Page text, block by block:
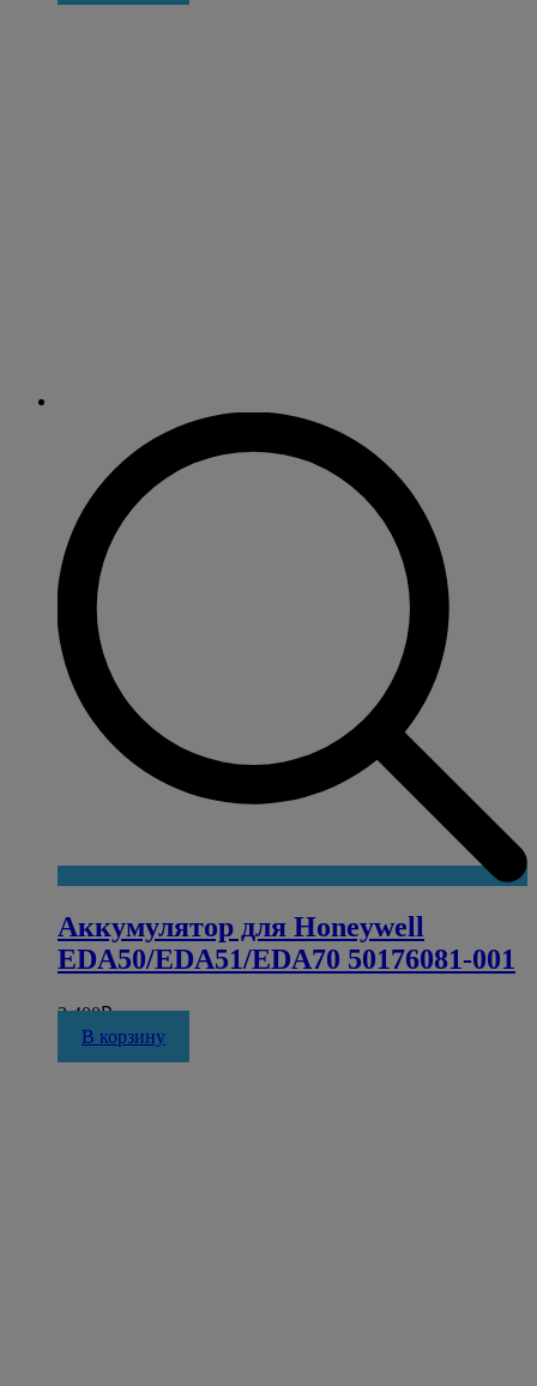
Аккумулятор для Honeywell
EDA50/EDA51/EDA70 50176081-001
3 400₽
В корзину